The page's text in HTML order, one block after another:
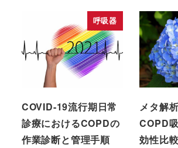
呼吸器
COVID-19流行期日常
診療におけるCOPDの
作業診断と管理手順
メタ解
COPD
効性比